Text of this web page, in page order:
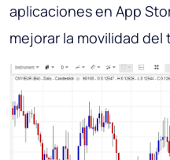
aplicaciones en App
mejorar la movilidad del